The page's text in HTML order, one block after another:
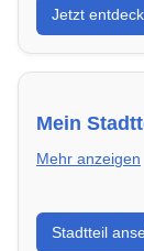
Jetzt
Mein
Mehr anzeigen
Erfahre mehr
Stadtteil